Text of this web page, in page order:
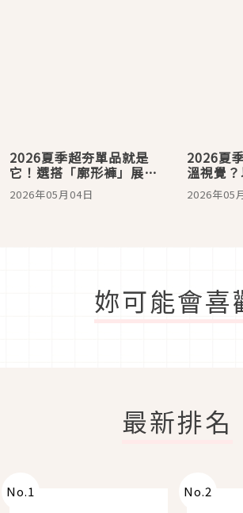
2026夏季超夯單品就是
它！選搭「廓形褲」展現
日系率性休閒氣息
2026年05月04日
2026夏
溫視覺
營造舒適
2026年05
妳可能會喜
最新排名
No.1 No.2